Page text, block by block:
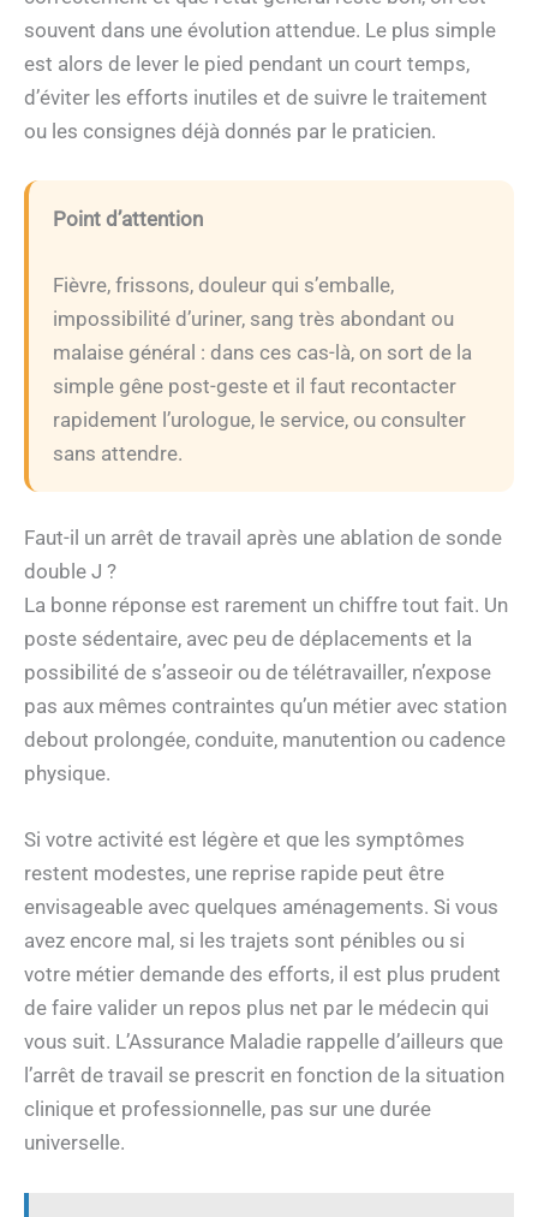
souvent dans une évolution attendue. Le plus simple
est alors de lever le pied pendant un court temps,
d’éviter les efforts inutiles et de suivre le traitement
ou les consignes déjà donnés par le praticien.
Point d’attention
Fièvre, frissons, douleur qui s’emballe,
impossibilité d’uriner, sang très abondant ou
malaise général : dans ces cas-là, on sort de la
simple gêne post-geste et il faut recontacter
rapidement l’urologue, le service, ou consulter
sans attendre.
Faut-il un arrêt de travail après une ablation de sonde
double J ?
La bonne réponse est rarement un chiffre tout fait. Un
poste sédentaire, avec peu de déplacements et la
possibilité de s’asseoir ou de télétravailler, n’expose
pas aux mêmes contraintes qu’un métier avec station
debout prolongée, conduite, manutention ou cadence
physique.
Si votre activité est légère et que les symptômes
restent modestes, une reprise rapide peut être
envisageable avec quelques aménagements. Si vous
avez encore mal, si les trajets sont pénibles ou si
votre métier demande des efforts, il est plus prudent
de faire valider un repos plus net par le médecin qui
vous suit. L’Assurance Maladie rappelle d’ailleurs que
l’arrêt de travail se prescrit en fonction de la situation
clinique et professionnelle, pas sur une durée
universelle.